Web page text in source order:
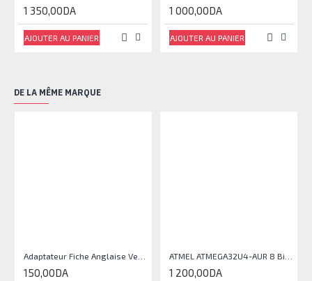
1 350,00DA
AJOUTER AU PANIER
1 000,00DA
AJOUTER AU PANIER
DE LA MÊME MARQUE
150,00DA 1 200,00DA